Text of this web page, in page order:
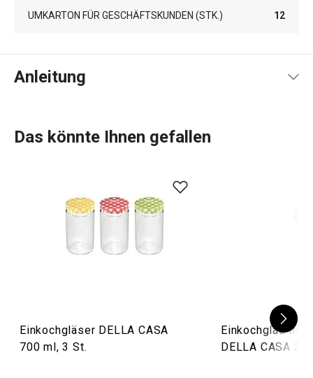
UMKARTON FÜR GESCHÄFTSKUNDEN (STK.) 12
Anleitung
Das könnte Ihnen gefallen
Einkochgläser DELLA CASA
700 ml, 3 St.
Einkochglas mit
DELLA CASA